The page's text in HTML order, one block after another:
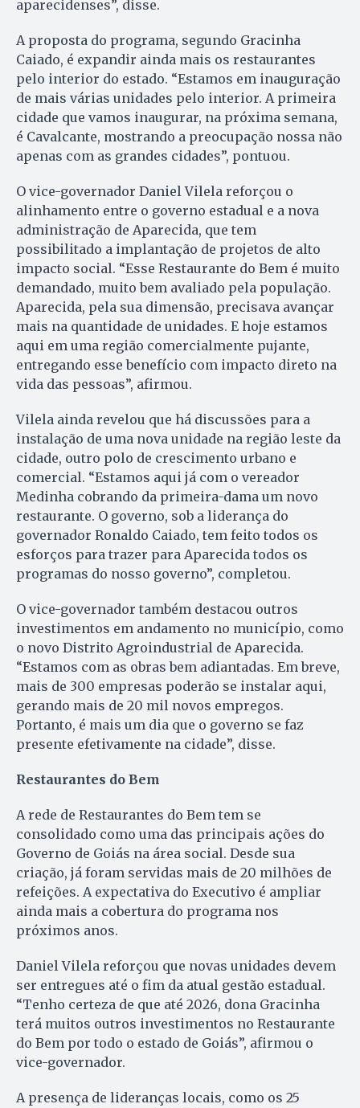
aparecidenses”, disse.
A proposta do programa, segundo Gracinha
Caiado, é expandir ainda mais os restaurantes
pelo interior do estado. “Estamos em inauguração
de mais várias unidades pelo interior. A primeira
cidade que vamos inaugurar, na próxima semana,
é Cavalcante, mostrando a preocupação nossa não
apenas com as grandes cidades”, pontuou.
O vice-governador Daniel Vilela reforçou o
alinhamento entre o governo estadual e a nova
administração de Aparecida, que tem
possibilitado a implantação de projetos de alto
impacto social. “Esse Restaurante do Bem é muito
demandado, muito bem avaliado pela população.
Aparecida, pela sua dimensão, precisava avançar
mais na quantidade de unidades. E hoje estamos
aqui em uma região comercialmente pujante,
entregando esse benefício com impacto direto na
vida das pessoas”, afirmou.
Vilela ainda revelou que há discussões para a
instalação de uma nova unidade na região leste da
cidade, outro polo de crescimento urbano e
comercial. “Estamos aqui já com o vereador
Medinha cobrando da primeira-dama um novo
restaurante. O governo, sob a liderança do
governador Ronaldo Caiado, tem feito todos os
esforços para trazer para Aparecida todos os
programas do nosso governo”, completou.
O vice-governador também destacou outros
investimentos em andamento no município, como
o novo Distrito Agroindustrial de Aparecida.
“Estamos com as obras bem adiantadas. Em breve,
mais de 300 empresas poderão se instalar aqui,
gerando mais de 20 mil novos empregos.
Portanto, é mais um dia que o governo se faz
presente efetivamente na cidade”, disse.
Restaurantes do Bem
A rede de Restaurantes do Bem tem se
consolidado como uma das principais ações do
Governo de Goiás na área social. Desde sua
criação, já foram servidas mais de 20 milhões de
refeições. A expectativa do Executivo é ampliar
ainda mais a cobertura do programa nos
próximos anos.
Daniel Vilela reforçou que novas unidades devem
ser entregues até o fim da atual gestão estadual.
“Tenho certeza de que até 2026, dona Gracinha
terá muitos outros investimentos no Restaurante
do Bem por todo o estado de Goiás”, afirmou o
vice-governador.
A presença de lideranças locais, como os 25